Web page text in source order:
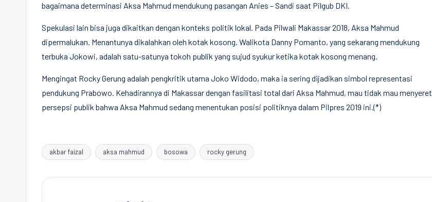
bagaimana determinasi Aksa Mahmud mendukung pasangan Anies – Sandi saat Pilgub DKI.
Spekulasi lain bisa juga dikaitkan dengan konteks politik lokal. Pada Pilwali Makassar 2018, Aksa Mahmud
dipermalukan. Menantunya dikalahkan oleh kotak kosong. Walikota Danny Pomanto, yang sekarang mendukung
terbuka Jokowi, adalah satu-satunya tokoh publik yang sujud syukur ketika kotak kosong menang.
Mengingat Rocky Gerung adalah pengkritik utama Joko Widodo, maka ia sering dijadikan simbol representasi
pendukung Prabowo. Kehadirannya di Makassar dengan fasilitasi total dari Aksa Mahmud, mau tidak mau menyeret
persepsi publik bahwa Aksa Mahmud sedang menentukan posisi politiknya dalam Pilpres 2019 ini.(*)
Tags:
akbar faizal aksa mahmud bosowa rocky gerung